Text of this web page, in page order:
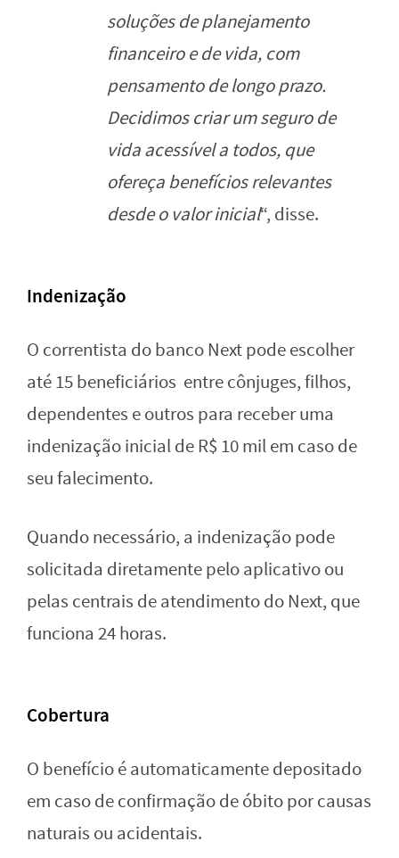
soluções de planejamento
financeiro e de vida, com
pensamento de longo prazo.
Decidimos criar um seguro de
vida acessível a todos, que
ofereça benefícios relevantes
desde o valor inicial“, disse.
Indenização
O correntista do banco Next pode escolher
até 15 beneficiários entre cônjuges, filhos,
dependentes e outros para receber uma
indenização inicial de R$ 10 mil em caso de
seu falecimento.
Quando necessário, a indenização pode
solicitada diretamente pelo aplicativo ou
pelas centrais de atendimento do Next, que
funciona 24 horas.
Cobertura
O benefício é automaticamente depositado
em caso de confirmação de óbito por causas
naturais ou acidentais.